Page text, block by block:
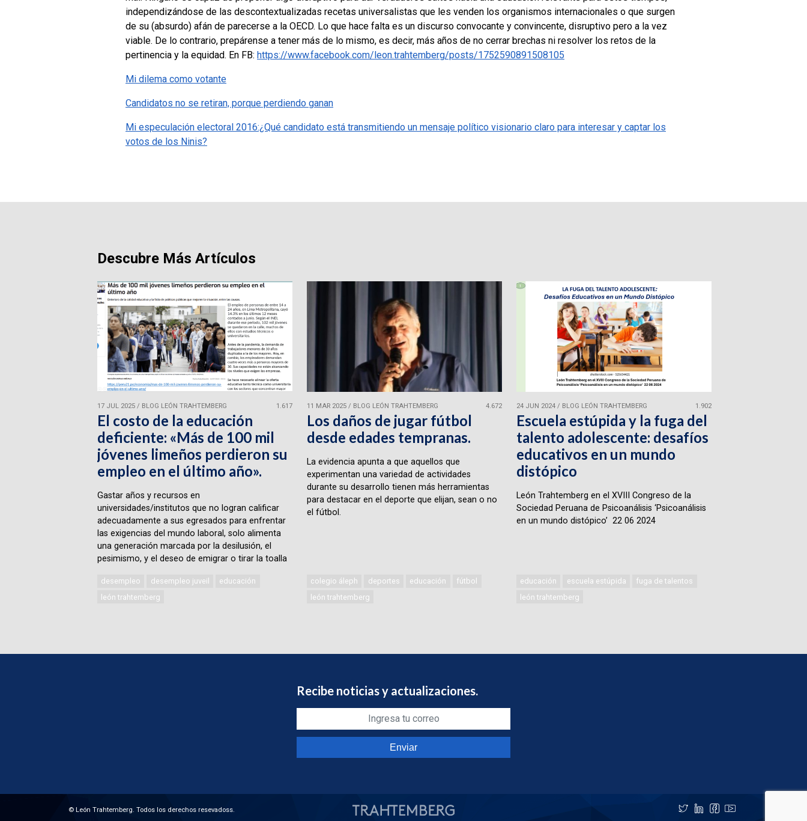
independizándose de las descontextualizadas recetas universalistas que les venden los organismos internacionales o que surgen
de su (absurdo) afán de parecerse a la OECD. Lo que hace falta es un discurso convocante y convincente, disruptivo pero a la vez
viable. De lo contrario, prepárense a tener más de lo mismo, es decir, más años de no cerrar brechas ni resolver los retos de la
pertinencia y la equidad. En FB: https://www.facebook.com/leon.trahtemberg/posts/1752590891508105
Mi dilema como votante
Candidatos no se retiran, porque perdiendo ganan
Mi especulación electoral 2016:¿Qué candidato está transmitiendo un mensaje político visionario claro para interesar y captar los
votos de los Ninis?
Descubre Más Artículos
17 JUL 2025/ BLOG LEÓN TRAHTEMBERG 1.617
El costo de la educación
deficiente: «Más de 100 mil
jóvenes limeños perdieron su
empleo en el último año».
Gastar años y recursos en
universidades/institutos que no logran calificar
adecuadamente a sus egresados para enfrentar
las exigencias del mundo laboral, solo alimenta
una generación marcada por la desilusión, el
pesimismo, y el deseo de emigrar o tirar la toalla
desempleo desempleo juveil
educación
león trahtemberg
11 MAR 2025/ BLOG LEÓN TRAHTEMBERG 4.672
Los daños de jugar fútbol
desde edades tempranas.
La evidencia apunta a que aquellos que
experimentan una variedad de actividades
durante su desarrollo tienen más herramientas
para destacar en el deporte que elijan, sean o no
el fútbol.
colegio áleph deportes educación
fútbol
león trahtemberg
24 JUN 2024/ BLOG LEÓN TRAHTEMBERG 1.902
Escuela estúpida y la fuga del
talento adolescente: desafíos
educativos en un mundo
distópico
León Trahtemberg en el XVIII Congreso de la
Sociedad Peruana de Psicoanálisis ‘Psicoanálisis
en un mundo distópico’ 22 06 2024
educación escuela estúpida
fuga de talentos
león trahtemberg
Recibe noticias y actualizaciones.
© León Trahtemberg. Todos los derechos resevadoss.